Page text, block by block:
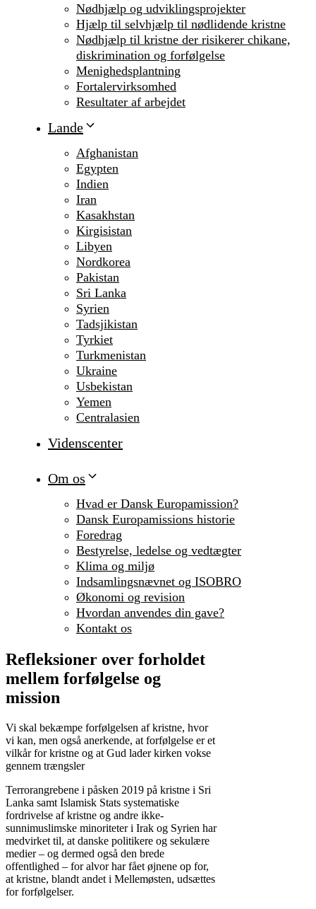
Nødhjælp og udviklingsprojekter
Hjælp til selvhjælp til nødlidende kristne
Nødhjælp til kristne der risikerer chikane,
diskrimination og forfølgelse
Menighedsplantning
Fortalervirksomhed
Resultater af arbejdet
Lande
Afghanistan
Egypten
Indien
Iran
Kasakhstan
Kirgisistan
Libyen
Nordkorea
Pakistan
Sri Lanka
Syrien
Tadsjikistan
Tyrkiet
Turkmenistan
Ukraine
Usbekistan
Yemen
Centralasien
Videnscenter
Om os
Hvad er Dansk Europamission?
Dansk Europamissions historie
Foredrag
Bestyrelse, ledelse og vedtægter
Klima og miljø
Indsamlingsnævnet og ISOBRO
Økonomi og revision
Hvordan anvendes din gave?
Kontakt os
Refleksioner over forholdet
mellem forfølgelse og
mission
Vi skal bekæmpe forfølgelsen af kristne, hvor
vi kan, men også anerkende, at forfølgelse er et
vilkår for kristne og at Gud lader kirken vokse
gennem trængsler
Terrorangrebene i påsken 2019 på kristne i Sri
Lanka samt Islamisk Stats systematiske
fordrivelse af kristne og andre ikke-
sunnimuslimske minoriteter i Irak og Syrien har
medvirket til, at danske politikere og sekulære
medier – og dermed også den brede
offentlighed – for alvor har fået øjnene op for,
at kristne, blandt andet i Mellemøsten, udsættes
for forfølgelser.